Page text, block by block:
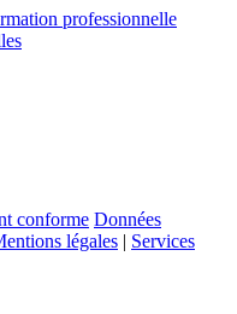
professionnelle
conforme Données
légales | Services